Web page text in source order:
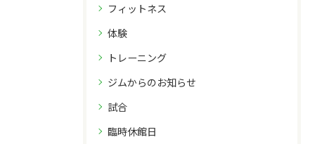
フィットネス
体験
トレーニング
ジムからのお知らせ
試合
臨時休館日